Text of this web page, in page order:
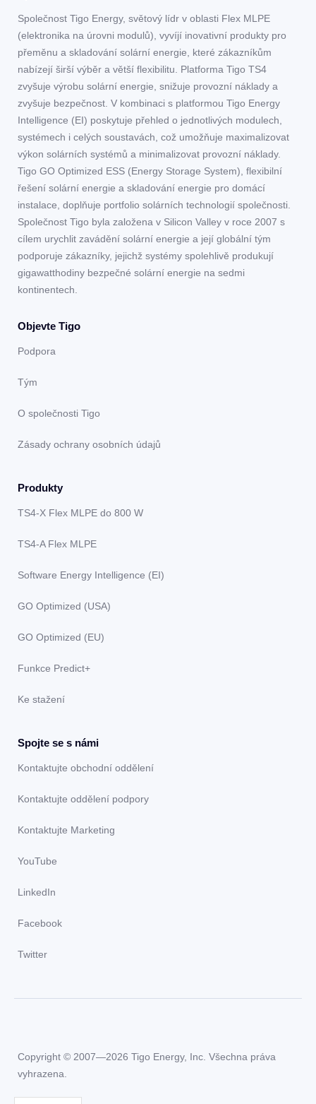
Společnost Tigo Energy, světový lídr v oblasti Flex MLPE
(elektronika na úrovni modulů), vyvíjí inovativní produkty pro
přeměnu a skladování solární energie, které zákazníkům
nabízejí širší výběr a větší flexibilitu. Platforma Tigo TS4
zvyšuje výrobu solární energie, snižuje provozní náklady a
zvyšuje bezpečnost. V kombinaci s platformou Tigo Energy
Intelligence (EI) poskytuje přehled o jednotlivých modulech,
systémech i celých soustavách, což umožňuje maximalizovat
výkon solárních systémů a minimalizovat provozní náklady.
Tigo GO Optimized ESS (Energy Storage System), flexibilní
řešení solární energie a skladování energie pro domácí
instalace, doplňuje portfolio solárních technologií společnosti.
Společnost Tigo byla založena v Silicon Valley v roce 2007 s
cílem urychlit zavádění solární energie a její globální tým
podporuje zákazníky, jejichž systémy spolehlivě produkují
gigawatthodiny bezpečné solární energie na sedmi
kontinentech.
Objevte Tigo
Podpora
Tým
O společnosti Tigo
Zásady ochrany osobních údajů
Produkty
TS4-X Flex MLPE do 800 W
TS4-A Flex MLPE
Software Energy Intelligence (EI)
GO Optimized (USA)
GO Optimized (EU)
Funkce Predict+
Ke stažení
Spojte se s námi
Kontaktujte obchodní oddělení
Kontaktujte oddělení podpory
Kontaktujte Marketing
YouTube
LinkedIn
Facebook
Twitter
Copyright © 2007—2026 Tigo Energy, Inc. Všechna práva
vyhrazena.